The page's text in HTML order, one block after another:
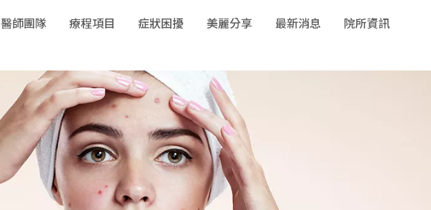
醫師團隊 療程項目 症狀困擾 美麗分享 最新消息 院所資訊